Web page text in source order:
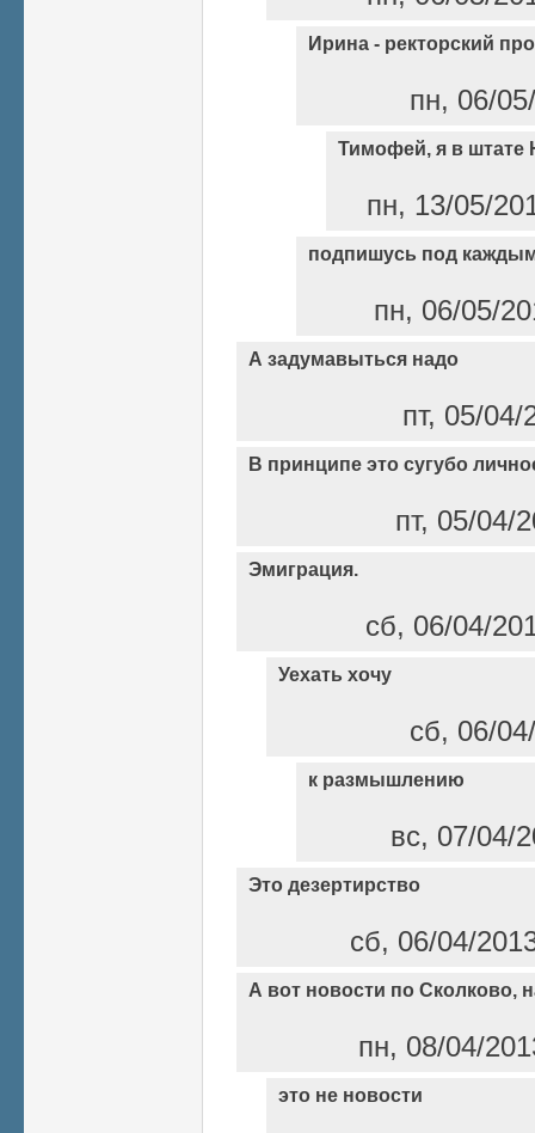
Ирина - ректорский
пн, 06/
Тимофей, я в штате
пн, 13/05/
подпишусь под
пн, 06/05/
А задумавыться надо
пт, 05/
В принципе это сугубо
пт, 05/04/
Эмиграция.
сб, 06/04/
Уехать хочу
сб, 06/
к размышлению
вс, 07/04/
Это дезертирство
сб, 06/04/
А вот новости по Сколково,
пн, 08/04/
это не новости